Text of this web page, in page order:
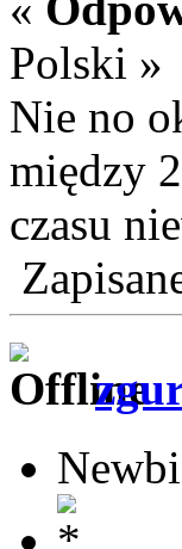
Polski »
Nie no
między
czasu